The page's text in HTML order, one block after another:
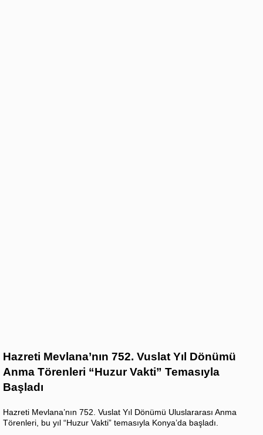
Hazreti Mevlana’nın 752. Vuslat Yıl Dönümü
Anma Törenleri “Huzur Vakti” Temasıyla
Başladı
Hazreti Mevlana’nın 752. Vuslat Yıl Dönümü Uluslararası Anma
Törenleri, bu yıl “Huzur Vakti” temasıyla Konya’da başladı.